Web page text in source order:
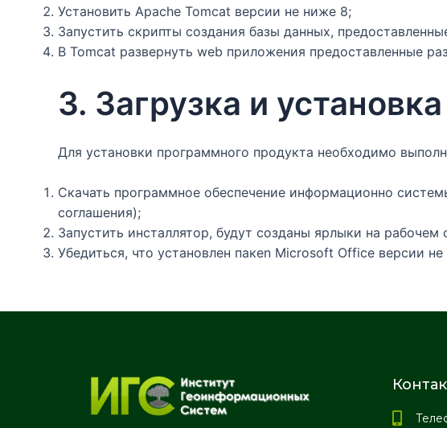
Установить Apache Tomcat версии не ниже 8;
Запустить скрипты создания базы данных,
В Tomcat развернуть web приложения предоставленные
3. Загрузка и
Для установки программного продукта необходимо
Скачать программное обеспечение информационно
соглашения);
Запустить инсталлятор, будут созданы ярлыки на
Убедиться, что установлен пакеn Microsoft Office версии не